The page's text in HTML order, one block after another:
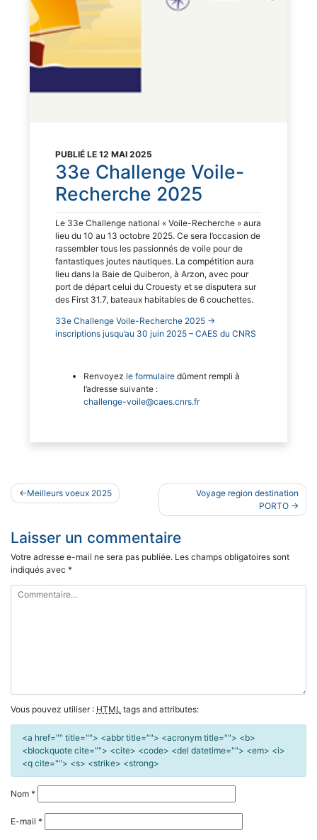
PUBLIÉ LE 12 MAI 2025
33e Challenge Voile-
Recherche 2025
Le 33e Challenge national « Voile-Recherche » aura
lieu du 10 au 13 octobre 2025. Ce sera l’occasion de
rassembler tous les passionnés de voile pour de
fantastiques joutes nautiques. La compétition aura
lieu dans la Baie de Quiberon, à Arzon, avec pour
port de départ celui du Crouesty et se disputera sur
des First 31.7, bateaux habitables de 6 couchettes.
33e Challenge Voile-Recherche 2025 ->
inscriptions jusqu’au 30 juin 2025 – CAES du CNRS
Renvoyez le formulaire dûment rempli à
l’adresse suivante :
challenge-voile@caes.cnrs.fr
Navigation
de
l’article
Meilleurs voeux 2025
Voyage region destination
PORTO
Laisser un commentaire
Votre adresse e-mail ne sera pas publiée. Les champs obligatoires sont
indiqués avec *
Vous pouvez utiliser : HTML tags and attributes:
<a href="" title=""> <abbr title=""> <acronym title=""> <b>
<blockquote cite=""> <cite> <code> <del datetime=""> <em> <i>
<q cite=""> <s> <strike> <strong>
Nom *
E-mail *